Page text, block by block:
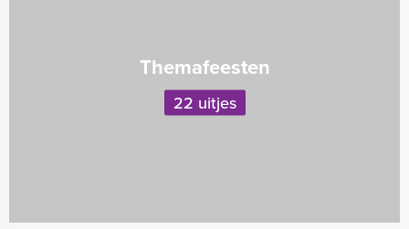
Themafeesten
22 uitjes